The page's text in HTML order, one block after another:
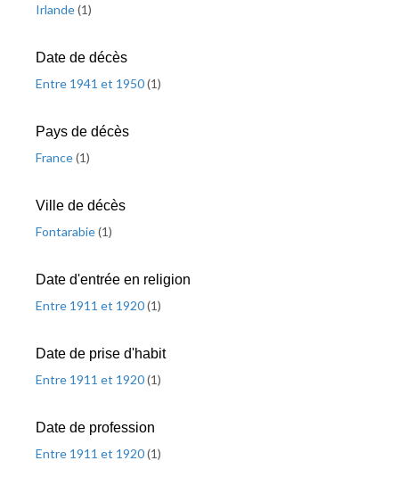
Irlande(1)
Date de décès
Entre 1941 et 1950(1)
Pays de décès
France(1)
Ville de décès
Fontarabie(1)
Date d'entrée en religion
Entre 1911 et 1920(1)
Date de prise d'habit
Entre 1911 et 1920(1)
Date de profession
Entre 1911 et 1920(1)